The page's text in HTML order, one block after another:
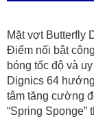
Mặt vợt Butterfly
Điểm nổi bật
bóng tốc độ và
Dignics 64
tâm tăng cường
“Spring Sponge”